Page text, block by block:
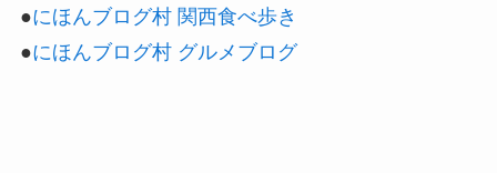
●にほんブログ村 関西食べ歩き
●にほんブログ村 グルメブログ